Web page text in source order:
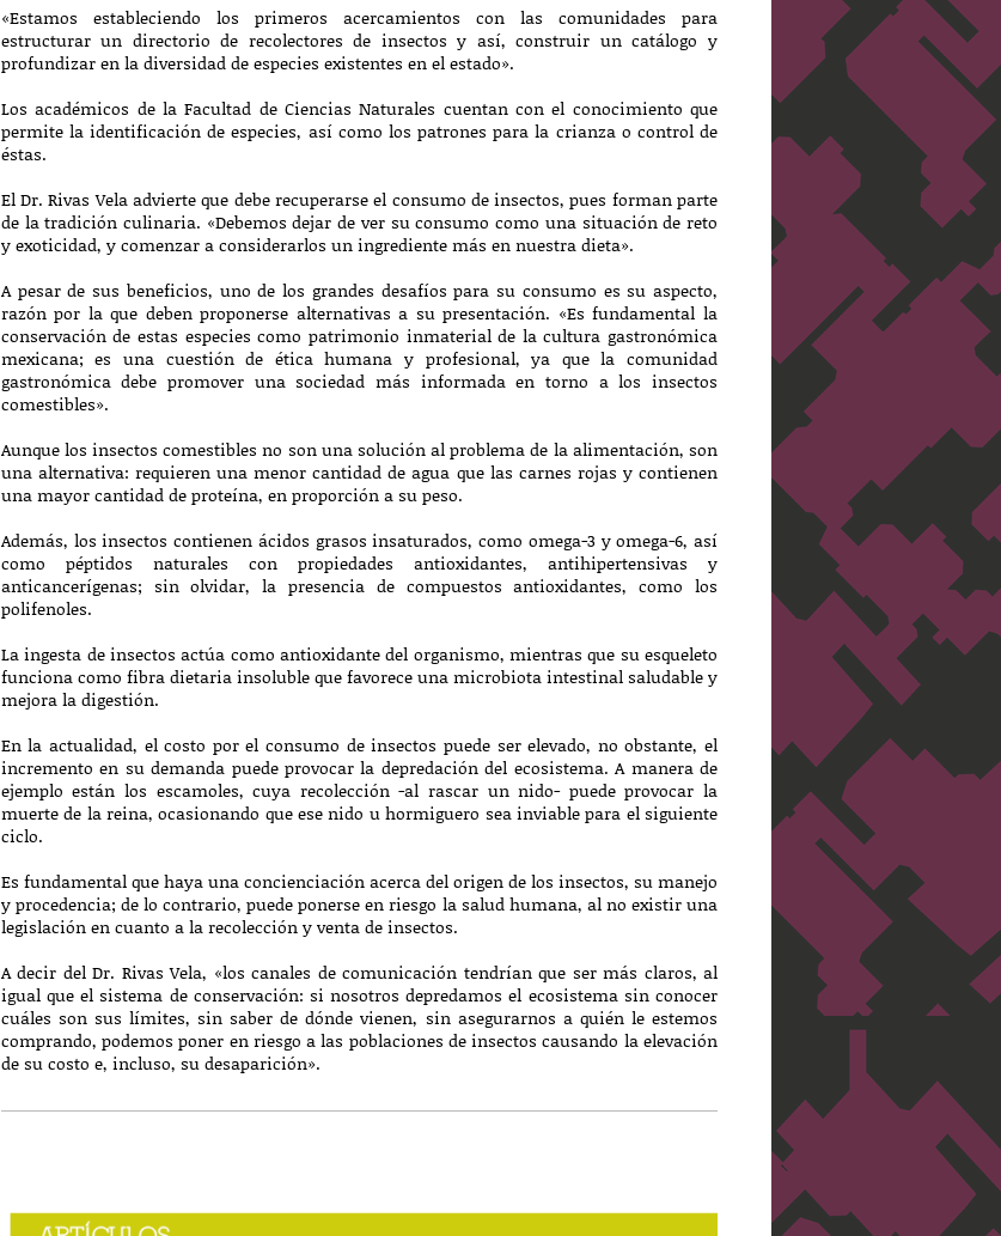
«Estamos estableciendo los primeros acercamientos con las comunidades para
estructurar un directorio de recolectores de insectos y así, construir un catálogo y
profundizar en la diversidad de especies existentes en el estado».
Los académicos de la Facultad de Ciencias Naturales cuentan con el conocimiento que
permite la identificación de especies, así como los patrones para la crianza o control de
éstas.
El Dr. Rivas Vela advierte que debe recuperarse el consumo de insectos, pues forman parte
de la tradición culinaria. «Debemos dejar de ver su consumo como una situación de reto
y exoticidad, y comenzar a considerarlos un ingrediente más en nuestra dieta».
A pesar de sus beneficios, uno de los grandes desafíos para su consumo es su aspecto,
razón por la que deben proponerse alternativas a su presentación. «Es fundamental la
conservación de estas especies como patrimonio inmaterial de la cultura gastronómica
mexicana; es una cuestión de ética humana y profesional, ya que la comunidad
gastronómica debe promover una sociedad más informada en torno a los insectos
comestibles».
Aunque los insectos comestibles no son una solución al problema de la alimentación, son
una alternativa: requieren una menor cantidad de agua que las carnes rojas y contienen
una mayor cantidad de proteína, en proporción a su peso.
Además, los insectos contienen ácidos grasos insaturados, como omega-3 y omega-6, así
como péptidos naturales con propiedades antioxidantes, antihipertensivas y
anticancerígenas; sin olvidar, la presencia de compuestos antioxidantes, como los
polifenoles.
La ingesta de insectos actúa como antioxidante del organismo, mientras que su esqueleto
funciona como fibra dietaria insoluble que favorece una microbiota intestinal saludable y
mejora la digestión.
En la actualidad, el costo por el consumo de insectos puede ser elevado, no obstante, el
incremento en su demanda puede provocar la depredación del ecosistema. A manera de
ejemplo están los escamoles, cuya recolección -al rascar un nido- puede provocar la
muerte de la reina, ocasionando que ese nido u hormiguero sea inviable para el siguiente
ciclo.
Es fundamental que haya una concienciación acerca del origen de los insectos, su manejo
y procedencia; de lo contrario, puede ponerse en riesgo la salud humana, al no existir una
legislación en cuanto a la recolección y venta de insectos.
A decir del Dr. Rivas Vela, «los canales de comunicación tendrían que ser más claros, al
igual que el sistema de conservación: si nosotros depredamos el ecosistema sin conocer
cuáles son sus límites, sin saber de dónde vienen, sin asegurarnos a quién le estemos
comprando, podemos poner en riesgo a las poblaciones de insectos causando la elevación
de su costo e, incluso, su desaparición».